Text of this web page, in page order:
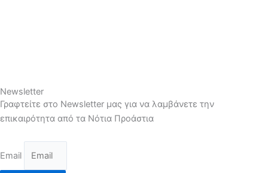
Newsletter
Γραφτείτε στο Newsletter μας για να λαμβάνετε την
επικαιρότητα από τα Νότια Προάστια
Email